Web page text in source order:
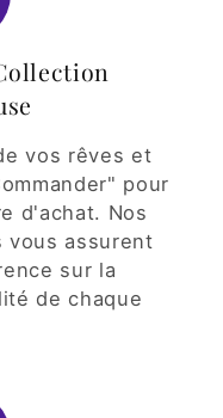
vos rêves et
pour
d'achat. Nos
vous assurent
sur la
de chaque